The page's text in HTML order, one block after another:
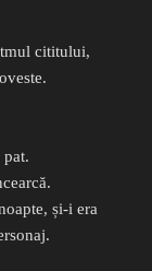
cititului,
pat.
și-i era